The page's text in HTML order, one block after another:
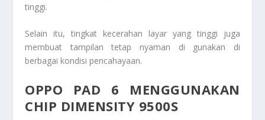
tinggi.
Selain itu, tingkat kecerahan layar yang tinggi juga
membuat tampilan tetap nyaman di gunakan di
berbagai kondisi pencahayaan.
OPPO PAD 6 MENGGUNAKAN
CHIP DIMENSITY 9500S